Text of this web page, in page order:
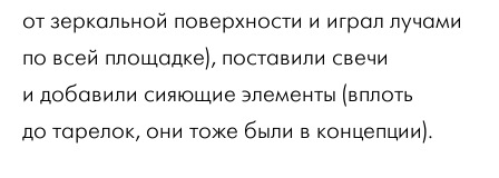
от зеркальной поверхности и играл лучами
по всей площадке), поставили свечи
и добавили сияющие элементы (вплоть
до тарелок, они тоже были в концепции).